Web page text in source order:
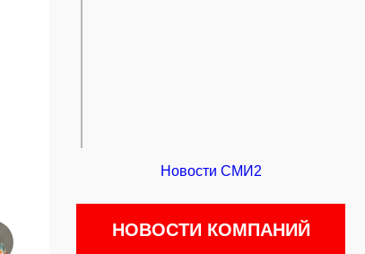
Новости СМИ2
НОВОСТИ КОМПАНИЙ